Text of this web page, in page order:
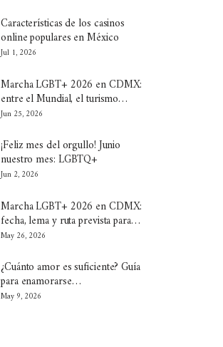
Características de los casinos
online populares en México
Jul 1, 2026
Marcha LGBT+ 2026 en CDMX:
entre el Mundial, el turismo…
Jun 25, 2026
¡Feliz mes del orgullo! Junio
nuestro mes: LGBTQ+
Jun 2, 2026
Marcha LGBT+ 2026 en CDMX:
fecha, lema y ruta prevista para…
May 26, 2026
¿Cuánto amor es suficiente? Guía
para enamorarse…
May 9, 2026